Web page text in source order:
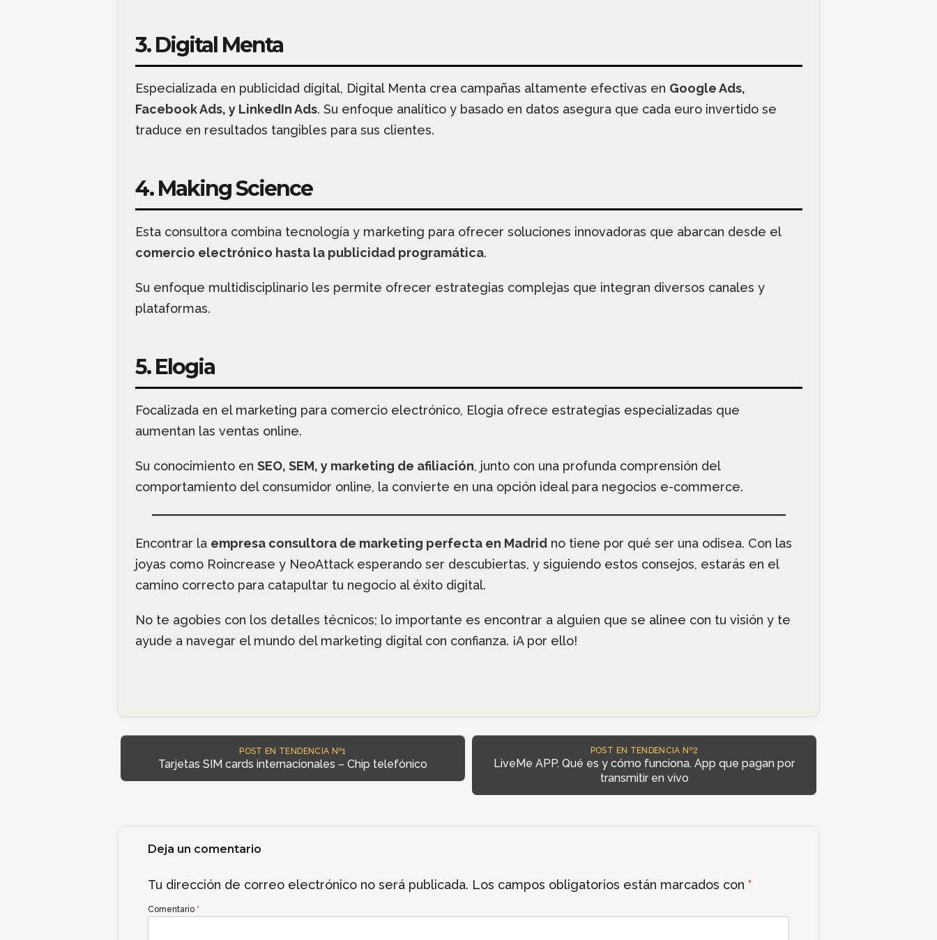
3. Digital Menta
Especializada en publicidad digital, Digital Menta crea campañas altamente efectivas en Google Ads,
Facebook Ads, y LinkedIn Ads. Su enfoque analítico y basado en datos asegura que cada euro invertido se
traduce en resultados tangibles para sus clientes.
4. Making Science
Esta consultora combina tecnología y marketing para ofrecer soluciones innovadoras que abarcan desde el
comercio electrónico hasta la publicidad programática.
Su enfoque multidisciplinario les permite ofrecer estrategias complejas que integran diversos canales y
plataformas.
5. Elogia
Focalizada en el marketing para comercio electrónico, Elogia ofrece estrategias especializadas que
aumentan las ventas online.
Su conocimiento en SEO, SEM, y marketing de afiliación, junto con una profunda comprensión del
comportamiento del consumidor online, la convierte en una opción ideal para negocios e-commerce.
Encontrar la empresa consultora de marketing perfecta en Madridno tiene por qué ser una odisea. Con las
joyas como Roincrease y NeoAttack esperando ser descubiertas, y siguiendo estos consejos, estarás en el
camino correcto para catapultar tu negocio al éxito digital.
No te agobies con los detalles técnicos; lo importante es encontrar a alguien que se alinee con tu visión y te
ayude a navegar el mundo del marketing digital con confianza. ¡A por ello!
POST EN TENDENCIA Nº1
Tarjetas SIM cards internacionales – Chip telefónico
POST EN TENDENCIA Nº2
LiveMe APP. Qué es y cómo funciona. App que pagan por
transmitir en vivo
Deja un comentario
Tu dirección de correo electrónico no será publicada. Los campos obligatorios están marcados con*
Comentario *